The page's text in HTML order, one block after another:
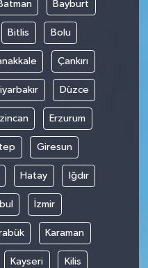
Bayburt
Bitlis Bolu
Çankırı
Düzce
Erzurum
Giresun
Hatay Iğdır
İzmir
Karaman
Kayseri Kilis